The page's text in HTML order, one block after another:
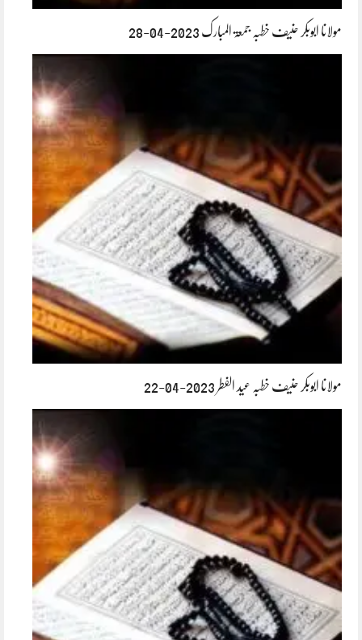
مولانا ابوبکر حنیف خطبہ جمعۃ المبارک 2023-04-28
مولانا ابوبکر حنیف خطبہ عید الفطر 2023-04-22